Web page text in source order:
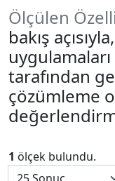
Ölçülen
bakış
tarafından
çözümleme
1 ölçek bulundu.